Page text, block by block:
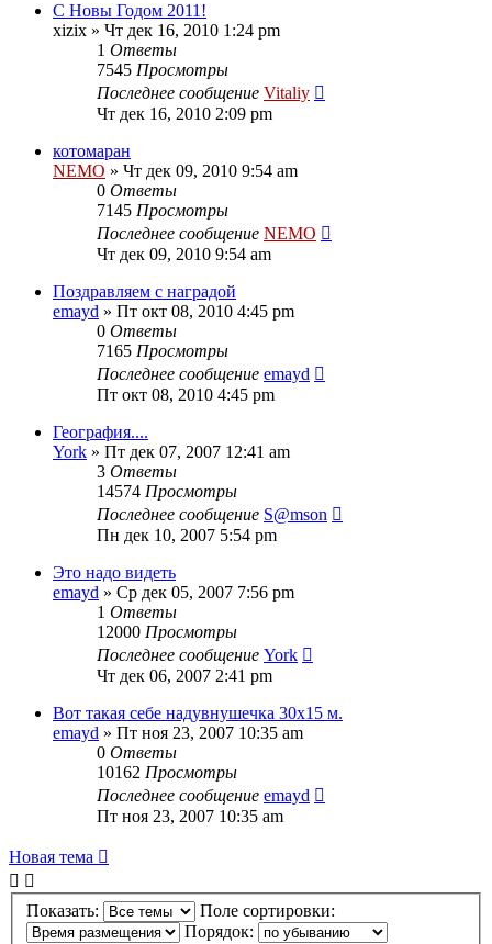
С Новы Годом 2011!
xizix » Чт дек 16, 2010 1:24 pm
1 Ответы
7545 Просмотры
Последнее сообщение Vitaliy
Чт дек 16, 2010 2:09 pm
котомаран
NEMO » Чт дек 09, 2010 9:54 am
0 Ответы
7145 Просмотры
Последнее сообщение NEMO
Чт дек 09, 2010 9:54 am
Поздравляем с наградой
emayd » Пт окт 08, 2010 4:45 pm
0 Ответы
7165 Просмотры
Последнее сообщение emayd
Пт окт 08, 2010 4:45 pm
География....
York » Пт дек 07, 2007 12:41 am
3 Ответы
14574 Просмотры
Последнее сообщение S@mson
Пн дек 10, 2007 5:54 pm
Это надо видеть
emayd » Ср дек 05, 2007 7:56 pm
1 Ответы
12000 Просмотры
Последнее сообщение York
Чт дек 06, 2007 2:41 pm
Вот такая себе надувнушечка 30х15 м.
emayd » Пт ноя 23, 2007 10:35 am
0 Ответы
10162 Просмотры
Последнее сообщение emayd
Пт ноя 23, 2007 10:35 am
Новая тема
Показать:
Поле сортировки:
Порядок: